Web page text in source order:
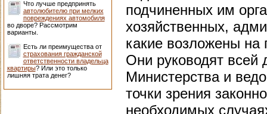
Что лучше предпринять
автолюбителю при мелких
повреждениях автомобиля
во дворе? Рассмотрим
варианты.
Есть ли преимущества от
страхования гражданской
ответственности владельца
квартиры? Или это только
лишняя трата денег?
подчиненных им
хозяйственных,
какие возложены на
Они руководят всей
Министерства и
точки зрения
необходимых